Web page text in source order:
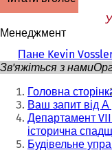
Менеджмент
Пане Kevin
Зв'яжіться з нами
Ти
тут:
Головна
Ваш запит від
Департамент
історична
Будівельне